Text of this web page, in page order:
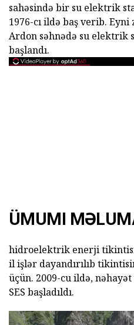
sahəsində bir su elektrik
1976-cı ildə baş verib.
Ardon səhnədə su elektrik
başlandı.
ÜMUMI
hidroelektrik enerji
il işlər dayandırılıb
üçün. 2009-cu ildə,
SES başladıldı.